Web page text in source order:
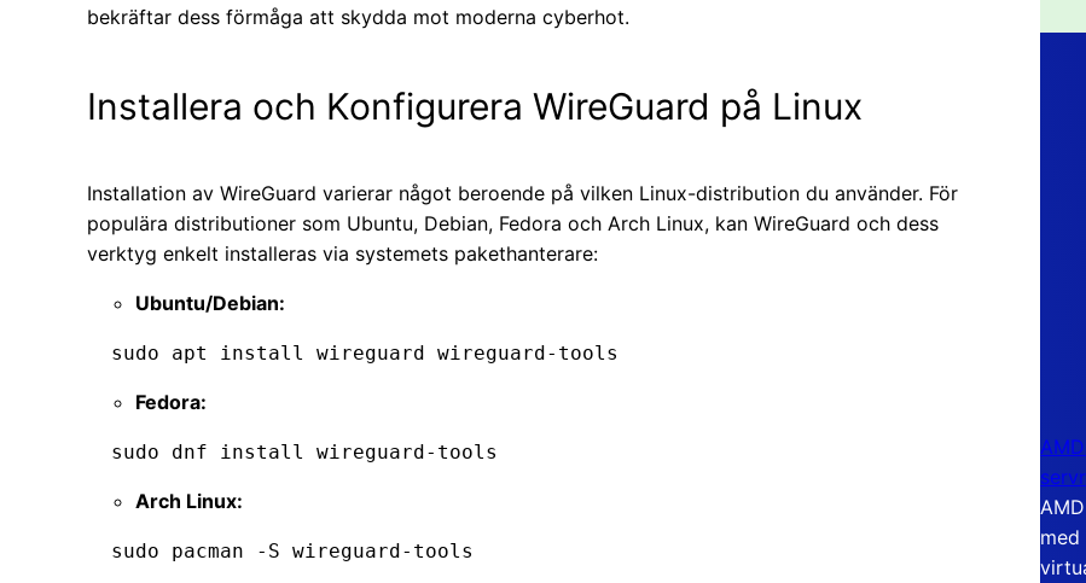
bekräftar dess förmåga att skydda mot moderna cyberhot.
Installera och Konfigurera WireGuard på Linux
Installation av WireGuard varierar något beroende på vilken Linux-distribution du använder. För
populära distributioner som Ubuntu, Debian, Fedora och Arch Linux, kan WireGuard och dess
verktyg enkelt installeras via systemets pakethanterare:
Ubuntu/Debian:
  sudo apt install wireguard wireguard-tools
Fedora:
  sudo dnf install wireguard-tools
Arch Linux:
  sudo pacman -S wireguard-tools